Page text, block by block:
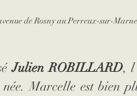
de Rosny au Perreux-sur-
Julien ROBILLARD,
Marcelle est bien